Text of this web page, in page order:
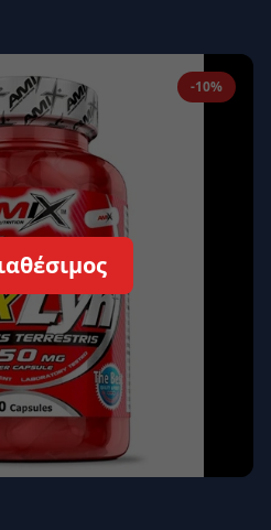
-10%
Εγγραφείτε εδώ
Ασφαλής σύνδεση